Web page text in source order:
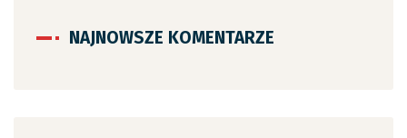
NAJNOWSZE KOMENTARZE